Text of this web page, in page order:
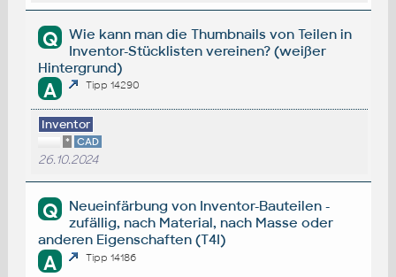
Q
Wie kann man die Thumbnails von Teilen in
Inventor-Stücklisten vereinen? (weißer
Hintergrund)
A Tipp 14290
Inventor
* CAD
26.10.2024
Q
Neueinfärbung von Inventor-Bauteilen -
zufällig, nach Material, nach Masse oder
anderen Eigenschaften (T4I)
A Tipp 14186